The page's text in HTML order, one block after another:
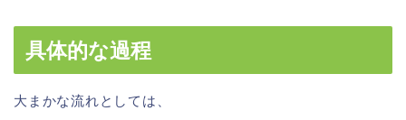
具体的な過程
大まかな流れとしては、